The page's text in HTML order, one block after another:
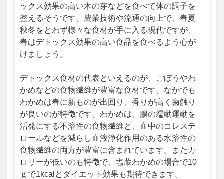
ックス効果の高い木の芽などを食べて体の調子を
整えるそうです。農業技術や流通の向上で、春夏
秋冬をとわず様々な食材が手に入る現代ですが、
春はデトックス効果の高い食品を食べるよう心が
けましょう。
デトックス食材の代表といえるのが、ごぼうやわ
かめなどの食物繊維が豊富な食材です。なかでも
わかめは春に新ものが出回り、香りが高く歯触り
が良いのが特徴です。わかめは、腸の蠕動運動を
活発にする不溶性の食物繊維と、血中のコレステ
ロールなどを減らし血液浄化作用のある水溶性の
食物繊維の両方が豊富に含まれています。またカ
ロリーが低いのも特徴で、塩蔵わかめの場合で10
ｇで1kcalとダイエット効果も期待できます。